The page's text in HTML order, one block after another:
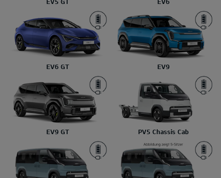
EV6 GT EV9
EV9 GT PV5 Chassis Cab